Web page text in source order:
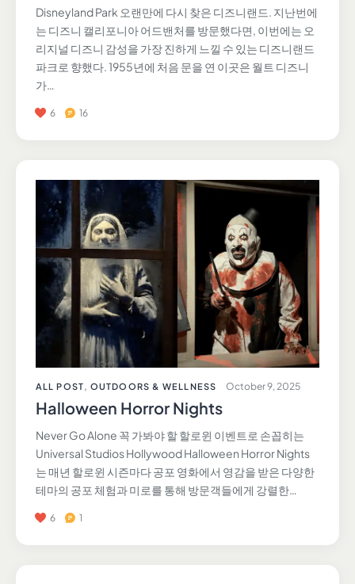
Disneyland Park 오랜만에 다시 찾은 디즈니랜드. 지난번에
는 디즈니 캘리포니아 어드밴처를 방문했다면, 이번에는 오
리지널 디즈니 감성을 가장 진하게 느낄 수 있는 디즈니랜드
파크로 향했다. 1955년에 처음 문을 연 이곳은 월트 디즈니
가…
6 16
ALL POST,OUTDOORS & WELLNESS October 9, 2025
Halloween Horror Nights
Never Go Alone 꼭 가봐야 할 할로윈 이벤트로 손꼽히는
Universal Studios Hollywood Halloween Horror Nights
는 매년 할로윈 시즌마다 공포 영화에서 영감을 받은 다양한
테마의 공포 체험과 미로를 통해 방문객들에게 강렬한…
6 1